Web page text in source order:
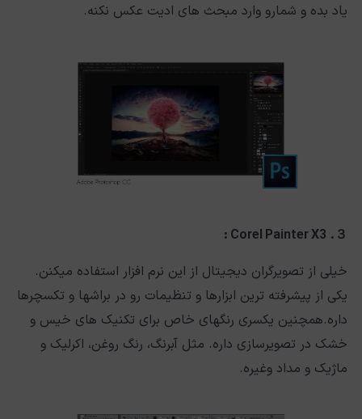
یاد بده و شمارو وارد مبحث های ادیت عکس نکنه.
３.
Corel Painter X3 :
خیلی از تصویرگران دیجیتال از این نرم افزار استفاده میکنن.
یکی از پیشرفته ترین ابزارها و تنظیمات رو در براشها و تکسچرها
داره.همچنین یکسری رنگهای خاص برای تکنیک های خیس و
خشک در تصویرسازی داره. مثل آبرنگ، رنگ روغن، اکرلیک و
ماژیک و مداد وغیره.